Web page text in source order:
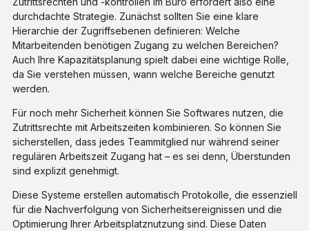
durchdachte Strategie. Zunächst sollten Sie eine klare
Hierarchie der Zugriffsebenen definieren: Welche
Mitarbeitenden benötigen Zugang zu welchen Bereichen?
Auch Ihre Kapazitätsplanung spielt dabei eine wichtige Rolle,
da Sie verstehen müssen, wann welche Bereiche genutzt
werden.
Für noch mehr Sicherheit können Sie Softwares nutzen, die
Zutrittsrechte mit Arbeitszeiten kombinieren. So können Sie
sicherstellen, dass jedes Teammitglied nur während seiner
regulären Arbeitszeit Zugang hat – es sei denn, Überstunden
sind explizit genehmigt.
Diese Systeme erstellen automatisch Protokolle, die essenziell
für die Nachverfolgung von Sicherheitsereignissen und die
Optimierung Ihrer Arbeitsplatznutzung sind. Diese Daten